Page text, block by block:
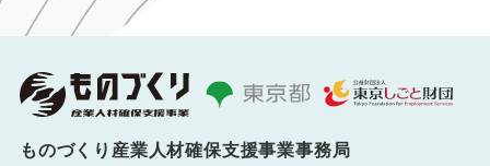
ものづくり産業人材確保支援事業事務局